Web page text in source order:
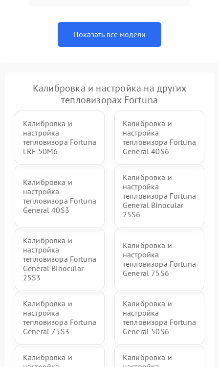
Показать все модели
Калибровка и настройка на других
тепловизорах Fortuna
Калибровка и
настройка
тепловизора Fortuna
LRF 50M6
Калибровка и
настройка
тепловизора Fortuna
General 40S6
Калибровка и
настройка
тепловизора Fortuna
General 40S3
Калибровка и
настройка
тепловизора Fortuna
General Binocular
25S6
Калибровка и
настройка
тепловизора Fortuna
General Binocular
25S3
Калибровка и
настройка
тепловизора Fortuna
General 75S6
Калибровка и
настройка
тепловизора Fortuna
General 75S3
Калибровка и
настройка
тепловизора Fortuna
General 50S6
Калибровка и
Калибровка и